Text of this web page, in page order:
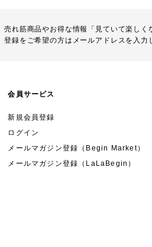
売れ筋商品やお得な情報「見ていて楽しく
登録をご希望の方はメールアドレスを入力
会員サービス
新規会員登録
ログイン
メールマガジン登録（Begin Market）
メールマガジン登録（LaLaBegin）